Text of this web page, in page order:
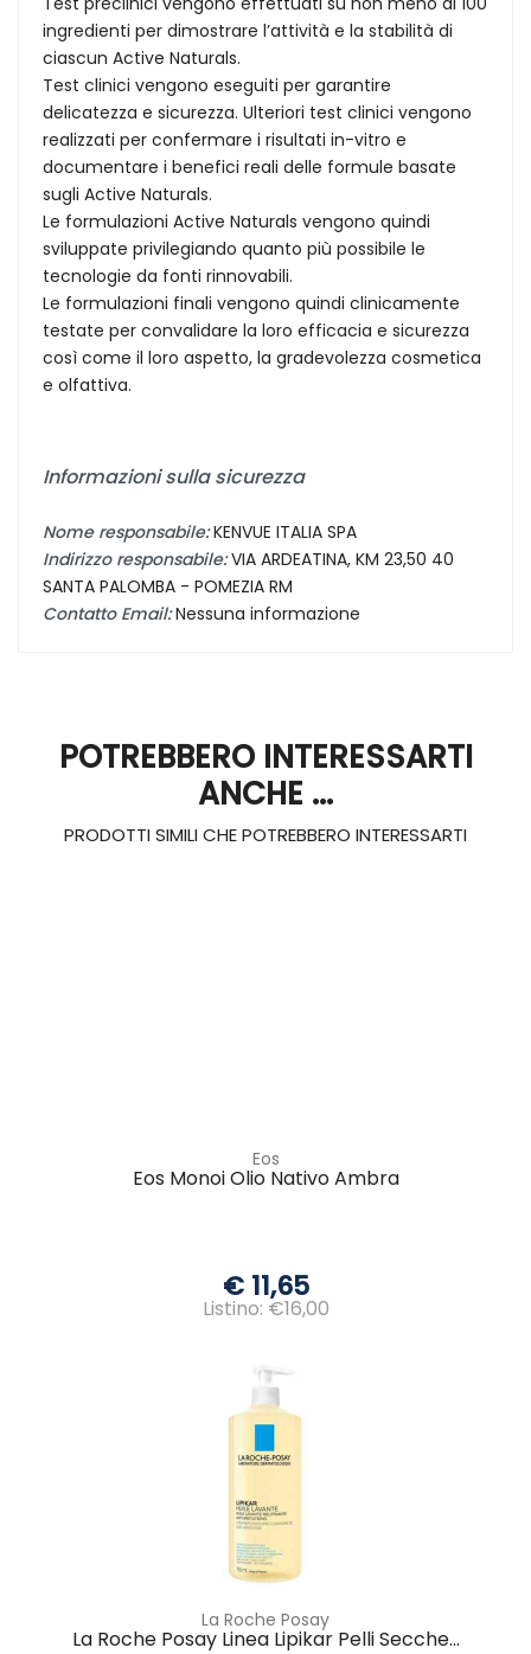
ingredienti per dimostrare l’attività e la stabilità di
ciascun Active Naturals.
Test clinici vengono eseguiti per garantire
delicatezza e sicurezza. Ulteriori test clinici vengono
realizzati per confermare i risultati in-vitro e
documentare i benefici reali delle formule basate
sugli Active Naturals.
Le formulazioni Active Naturals vengono quindi
sviluppate privilegiando quanto più possibile le
tecnologie da fonti rinnovabili.
Le formulazioni finali vengono quindi clinicamente
testate per convalidare la loro efficacia e sicurezza
così come il loro aspetto, la gradevolezza cosmetica
e olfattiva.
Informazioni sulla sicurezza
Nome responsabile:KENVUE ITALIA SPA
Indirizzo responsabile:VIA ARDEATINA, KM 23,50 40
SANTA PALOMBA - POMEZIA RM
Contatto Email:Nessuna informazione
POTREBBERO INTERESSARTI
ANCHE ...
PRODOTTI SIMILI CHE POTREBBERO INTERESSARTI
Eos
Eos Monoi Olio Nativo Ambra
€ 11,65
Listino: €16,00
La Roche Posay
La Roche Posay Linea Lipikar Pelli Secche...